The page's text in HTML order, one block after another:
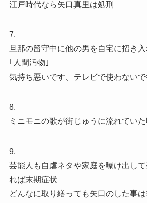
江戸時代なら矢口真里は処刑
7.
旦那の留守中に他の男を自宅に招き
｢人間汚物｣
気持ち悪いです、テレビで使わないで
8.
ミニモニの歌が街じゅうに流れていた
9.
芸能人も自虐ネタや家庭を曝け出し
れば末期症状
どんなに取り繕っても矢口のした事は